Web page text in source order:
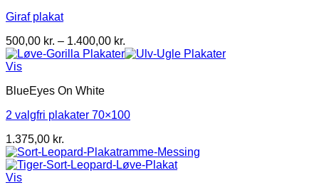
Giraf plakat
500,00 kr. – 1.400,00 kr.
500,00 kr.
Vis
BlueEyes On White
2 valgfri plakater 70×100
1.375,00 kr.
Vis